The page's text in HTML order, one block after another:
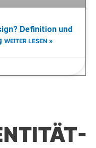
Definition und
WEITER LESEN »